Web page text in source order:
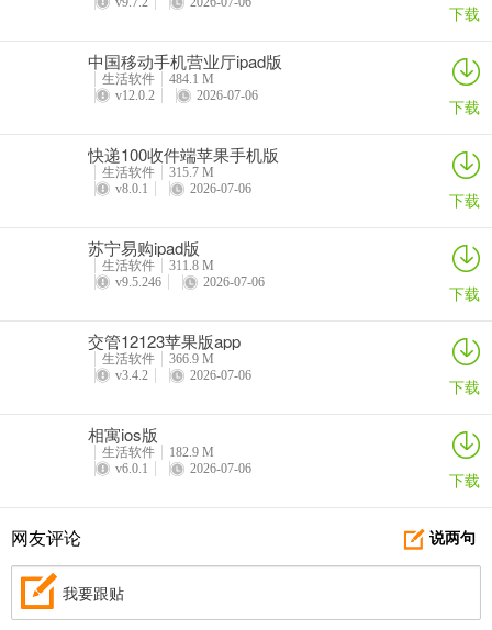
下载
中国移动手机营业厅ipad版
生活软件
484.1 M
v12.0.2
2026-07-06 下载
快递100收件端苹果手机版
生活软件
315.7 M
v8.0.1
2026-07-06 下载
苏宁易购ipad版
生活软件
311.8 M
v9.5.246
2026-07-06 下载
交管12123苹果版app
生活软件
366.9 M
v3.4.2
2026-07-06 下载
相寓ios版
生活软件
182.9 M
v6.0.1
2026-07-06 下载
说两句
网友评论
我要跟贴